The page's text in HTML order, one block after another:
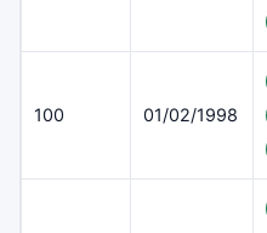
100 01/02/1998